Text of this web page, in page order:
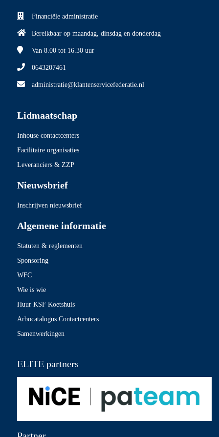
Financiële administratie
Bereikbaar op maandag, dinsdag en donderdag
Van 8.00 tot 16.30 uur
0643207461
administratie@klantenservicefederatie.nl
Lidmaatschap
Inhouse contactcenters
Facilitaire organisaties
Leveranciers & ZZP
Nieuwsbrief
Inschrijven nieuwsbrief
Algemene informatie
Statuten & reglementen
Sponsoring
WFC
Wie is wie
Huur KSF Koetshuis
Arbocatalogus Contactcenters
Samenwerkingen
ELITE partners